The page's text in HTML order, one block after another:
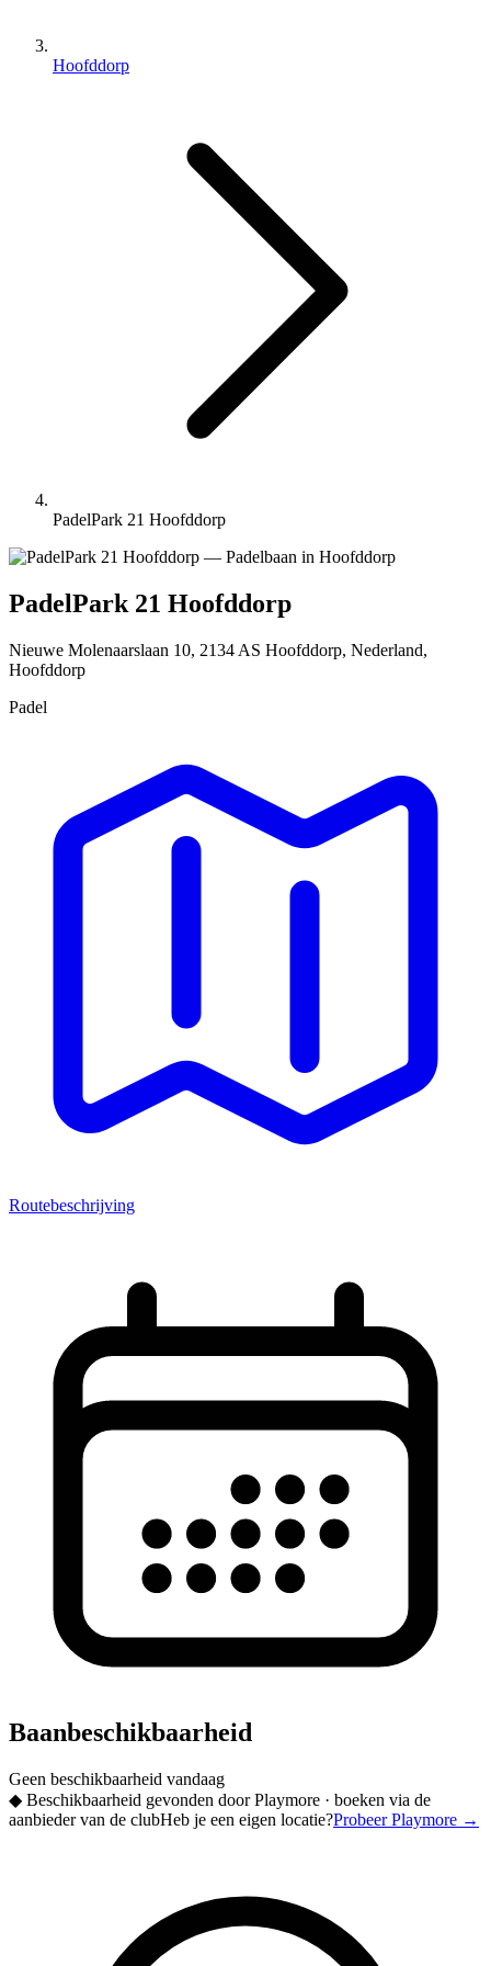
Hoofddorp
PadelPark 21 Hoofddorp
PadelPark 21 Hoofddorp
Nieuwe Molenaarslaan 10, 2134 AS Hoofddorp, Nederland,
Hoofddorp
Padel
Routebeschrijving
Baanbeschikbaarheid
Geen beschikbaarheid vandaag
◆ Beschikbaarheid gevonden door Playmore · boeken via de
aanbieder van de clubHeb je een eigen locatie?Probeer Playmore →